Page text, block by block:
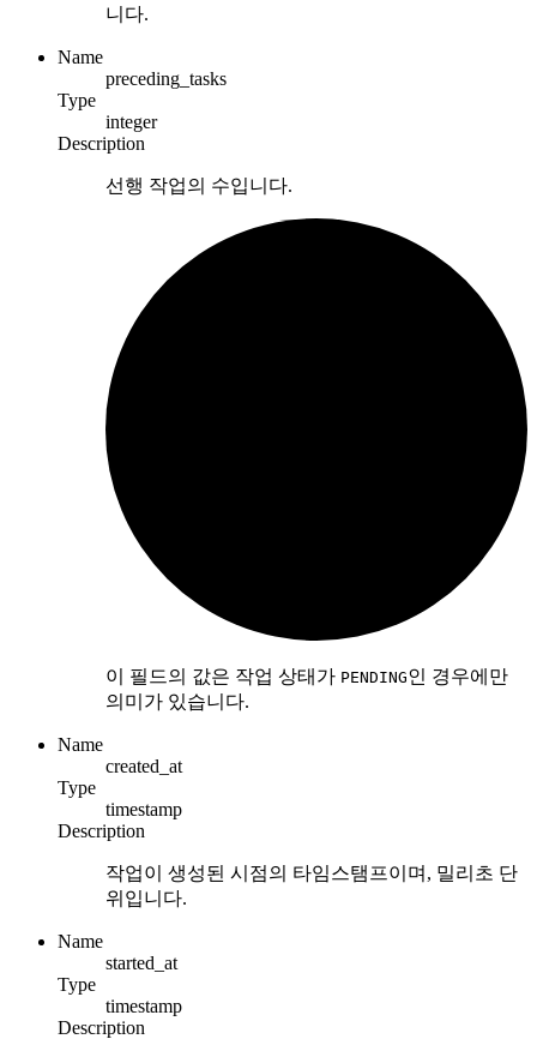
니다.
Name
preceding_tasks
Type
integer
Description
선행 작업의 수입니다.
이 필드의 값은 작업 상태가 PENDING인 경우에만
의미가 있습니다.
Name
created_at
Type
timestamp
Description
작업이 생성된 시점의 타임스탬프이며, 밀리초 단
위입니다.
Name
started_at
Type
timestamp
Description